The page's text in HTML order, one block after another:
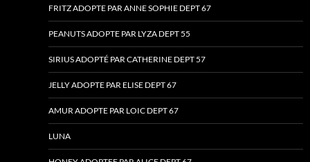
FRITZ ADOPTE PAR ANNE SOPHIE DEPT 67
PEANUTS ADOPTE PAR LYZA DEPT 55
SIRIUS ADOPTÉ PAR CATHERINE DEPT 57
JELLY ADOPTE PAR ELISE DEPT 67
AMUR ADOPTE PAR LOIC DEPT 67
LUNA